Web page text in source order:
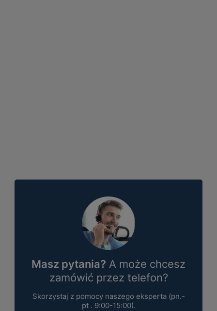
Masz pytania? A może chcesz
zamówić przez telefon?
Skorzystaj z pomocy naszego eksperta (pn.-
pt . 9:00-15:00).